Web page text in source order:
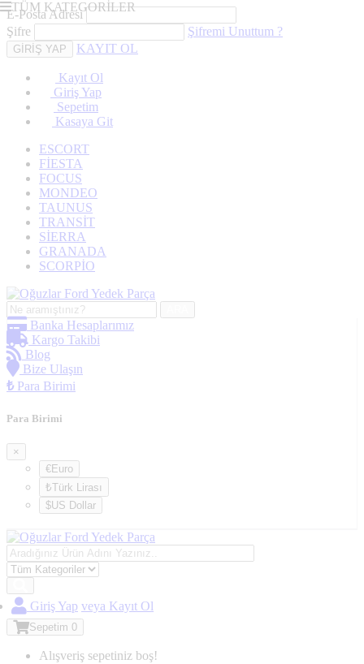
E-Posta Adresi
Şifre
Şifremi Unuttum ?
KAYIT OL
Kayıt Ol
Giriş Yap
Sepetim
Kasaya Git
ESCORT
FİESTA
FOCUS
MONDEO
TAUNUS
TRANSİT
SİERRA
GRANADA
SCORPİO
Banka Hesaplarımız
Kargo Takibi
Blog
Bize Ulaşın
₺ Para Birimi
Para Birimi
×
€Euro
₺Türk Lirası
$US Dollar
Giriş Yap veya Kayıt Ol
Sepetim 0
Alışveriş sepetiniz boş!
TÜM KATEGORİLER